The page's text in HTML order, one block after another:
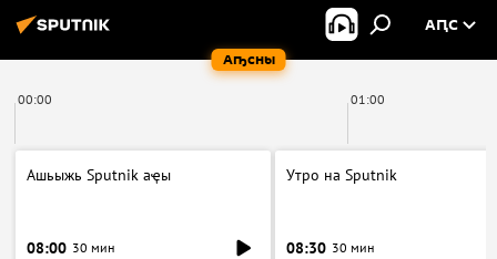
Аҧсны
АԤС
00:00 01:00
Ашьыжь Sputnik аҿы
08:00 30 мин
Утро на Sputnik
08:30 30 мин